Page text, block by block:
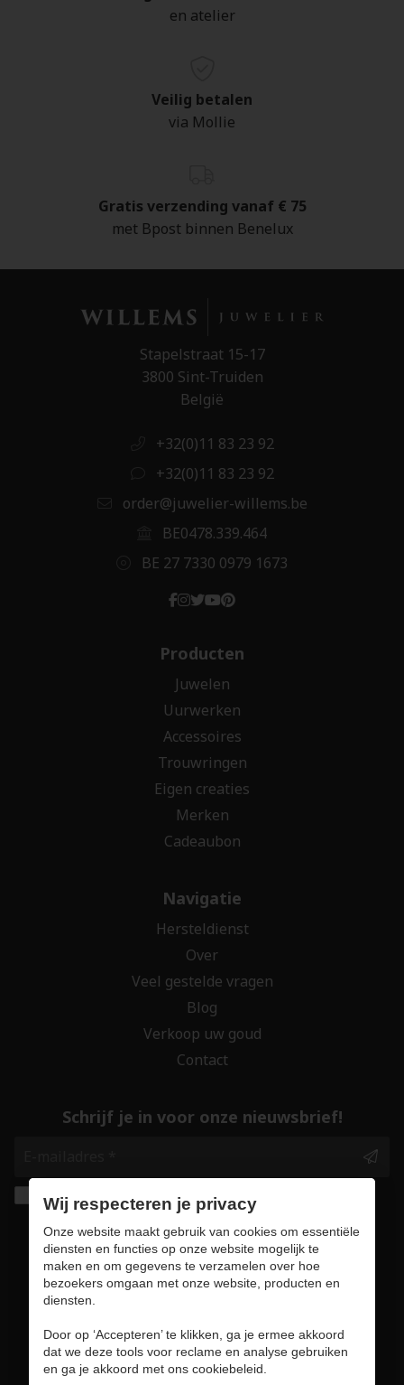
en atelier
Veilig betalen
via Mollie
Gratis verzending vanaf € 75
met Bpost binnen Benelux
Stapelstraat 15-17
3800 Sint-Truiden
België
+32(0)11 83 23 92
+32(0)11 83 23 92
order@juwelier-willems.be
BE0478.339.464
BE 27 7330 0979 1673
Producten
Juwelen
Uurwerken
Accessoires
Trouwringen
Eigen creaties
Merken
Cadeaubon
Navigatie
Hersteldienst
Over
Veel gestelde vragen
Blog
Verkoop uw goud
Contact
Schrijf je in voor onze nieuwsbrief!
Ik geef de toestemming om mijn gegevens te
bewaren en verwerken zoals aangegeven in
onzeprivacy statement. *
Wij respecteren je privacy
Onze website maakt gebruik van cookies om essentiële
diensten en functies op onze website mogelijk te
maken en om gegevens te verzamelen over hoe
bezoekers omgaan met onze website, producten en
diensten.
Door op ‘Accepteren’ te klikken, ga je ermee akkoord
dat we deze tools voor reclame en analyse gebruiken
en ga je akkoord met ons cookiebeleid.